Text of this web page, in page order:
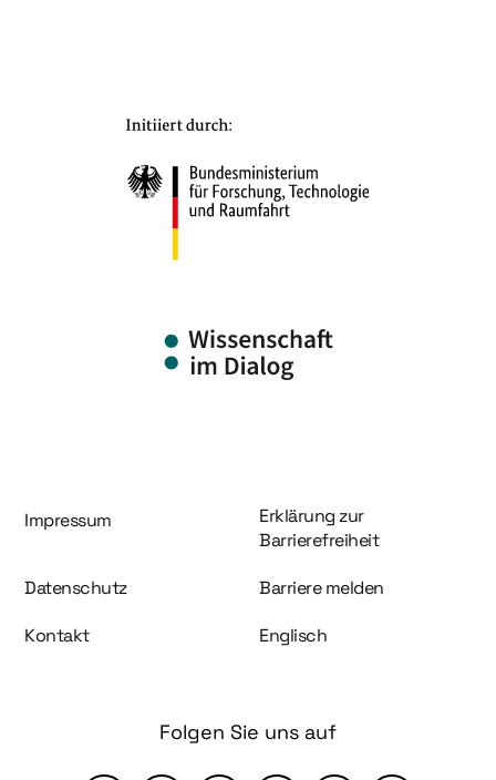
Information und Service
Impressum
Erklärung zur
Barrierefreiheit
Datenschutz Barriere melden
Kontakt Englisch
Folgen Sie uns auf